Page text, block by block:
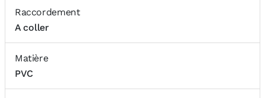
Raccordement
A coller
Matière
PVC